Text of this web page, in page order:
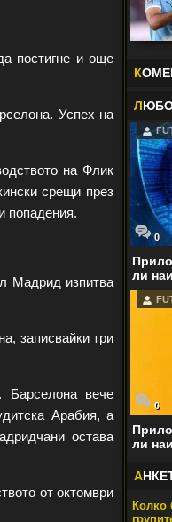
постигне и още
Успех на
на Флик
срещи през
попадения.
Мадрид изпитва
записвайки три
Барселона вече
Арабия, а
остава
от октомври
К
Л
0
ли
0
ли
А
Колко